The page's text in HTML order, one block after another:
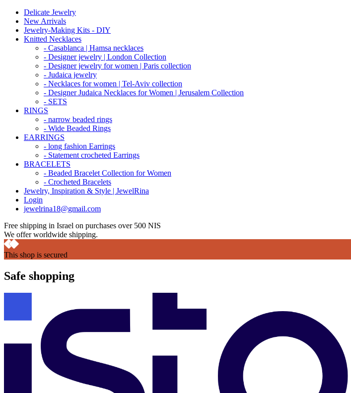
Delicate Jewelry
New Arrivals
Jewelry-Making Kits - DIY
Knitted Necklaces
- Casablanca | Hamsa necklaces
- Designer jewelry | London Collection
- Designer jewelry for women | Paris collection
- Judaica jewelry
- Necklaces for women | Tel-Aviv collection
- Designer Judaica Necklaces for Women | Jerusalem Collection
- SETS
RINGS
- narrow beaded rings
- Wide Beaded Rings
EARRINGS
- long fashion Earrings
- Statement crocheted Earrings
BRACELETS
- Beaded Bracelet Collection for Women
- Crocheted Bracelets
Jewelry, Inspiration & Style | JewelRina
Login
jewelrina18@gmail.com
Free shipping in Israel on purchases over 500 NIS
We offer worldwide shipping.
This shop is secured
Safe shopping